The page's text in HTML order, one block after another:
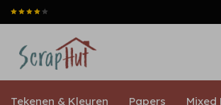
Tekenen & Kleuren Papers Mixed